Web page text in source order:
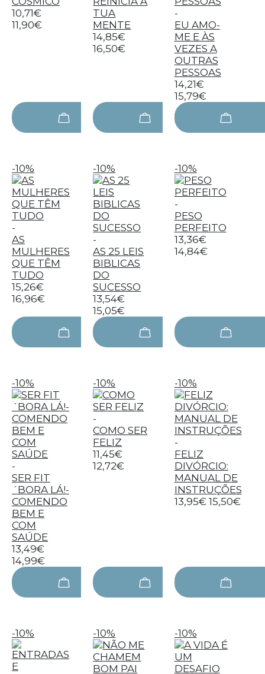
10,71€
11,90€
TUA
MENTE
14,85€
16,50€
-
EU AMO-
ME E ÀS
VEZES A
OUTRAS
PESSOAS
14,21€
15,79€
-10%
-
AS
MULHERES
QUE TÊM
TUDO
15,26€
16,96€
-10%
-
AS 25 LEIS
BIBLICAS
DO
SUCESSO
13,54€
15,05€
-10%
-
PESO
PERFEITO
13,36€
14,84€
-10%
-
SER FIT
´BORA LÁ!-
COMENDO
BEM E
COM
SAÚDE
13,49€
14,99€
-10%
-
COMO SER
FELIZ
11,45€
12,72€
-10%
-
FELIZ
DIVÓRCIO:
MANUAL DE
INSTRUÇÕES
13,95€ 15,50€
-10% -10% -10%